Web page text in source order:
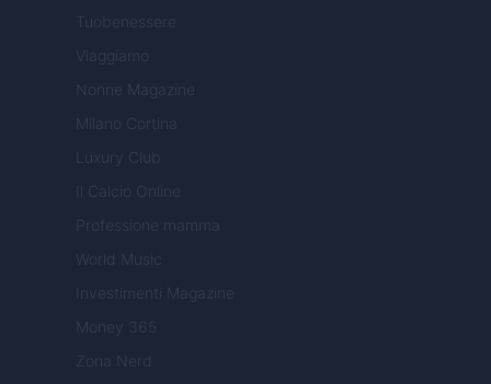
Tuobenessere
Viaggiamo
Nonne Magazine
Milano Cortina
Luxury Club
Il Calcio Online
Professione mamma
World Music
Investimenti Magazine
Money 365
Zona Nerd